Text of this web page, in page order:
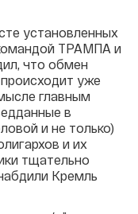
установленных
ТРАМПА и
что обмен
уже
главным
в
и не только)
и их
тщательно
Кремль